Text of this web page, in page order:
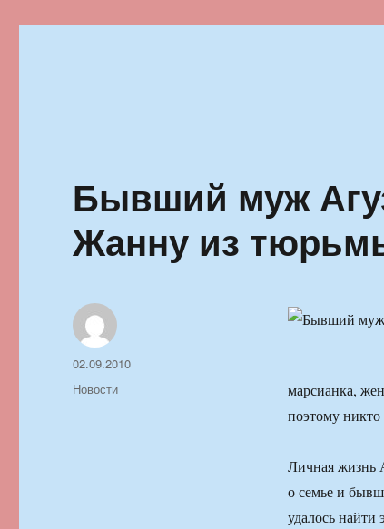
Бывший муж
Жанну из
марсианка,
поэтому
Личная жизнь
о семье и
удалось найти
Автор
Опубликовано
02.09.2010
Рубрики
Новости